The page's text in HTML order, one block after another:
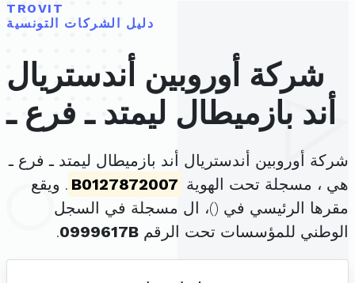
TROVIT
دليل الشركات التونسية
شركة أوروبين أندستريال
أند بازميطال ليمتد ـ فرع ـ
شركة أوروبين أندستريال أند بازميطال ليمتد ـ فرع ـ
هي ، مسجلة تحت الهوية B0127872007 . ويقع
مقرها الرئيسي في ()، ال مسجلة في السجل
الوطني للمؤسسات تحت الرقم 0999617B
.